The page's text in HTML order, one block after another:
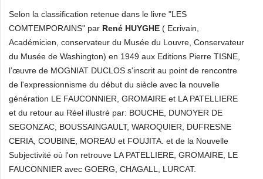
Selon la classification retenue dans le livre "LES
COMTEMPORAINS" par René HUYGHE ( Ecrivain,
Académicien, conservateur du Musée du Louvre, Conservateur
du Musée de Washington) en 1949 aux Editions Pierre TISNE,
l’œuvre de MOGNIAT DUCLOS s'inscrit au point de rencontre
de l'expressionnisme du début du siècle avec la nouvelle
génération LE FAUCONNIER, GROMAIRE et LA PATELLIERE
et du retour au Réel illustré par: BOUCHE, DUNOYER DE
SEGONZAC, BOUSSAINGAULT, WAROQUIER, DUFRESNE
CERIA, COUBINE, MOREAU et FOUJITA. et de la Nouvelle
Subjectivité où l'on retrouve LA PATELLIERE, GROMAIRE, LE
FAUCONNIER avec GOERG, CHAGALL, LURCAT.